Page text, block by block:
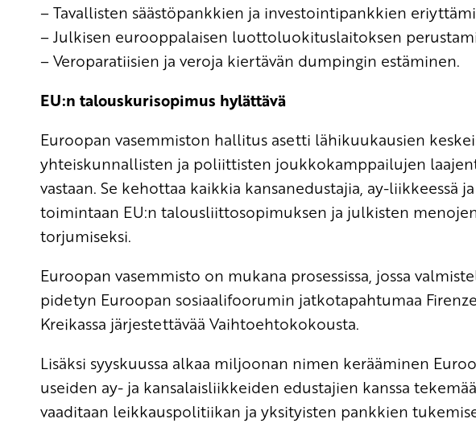
– Tavallisten säästöpankkien ja investointipankkien
– Julkisen eurooppalaisen luottoluokituslaitoksen
– Veroparatiisien ja veroja kiertävän dumpingin estäminen.
EU:n talouskurisopimus hylättävä
Euroopan vasemmiston hallitus asetti lähikuukausien
yhteiskunnallisten ja poliittisten joukkokamppailujen
vastaan. Se kehottaa kaikkia kansanedustajia, ay-liikkeessä
toimintaan EU:n talousliittosopimuksen ja julkisten
torjumiseksi.
Euroopan vasemmisto on mukana prosessissa, jossa
pidetyn Euroopan sosiaalifoorumin jatkotapahtumaa
Kreikassa järjestettävää Vaihtoehtokokousta.
Lisäksi syyskuussa alkaa miljoonan nimen kerääminen
useiden ay- ja kansalaisliikkeiden edustajien kanssa
vaaditaan leikkauspolitiikan ja yksityisten pankkien